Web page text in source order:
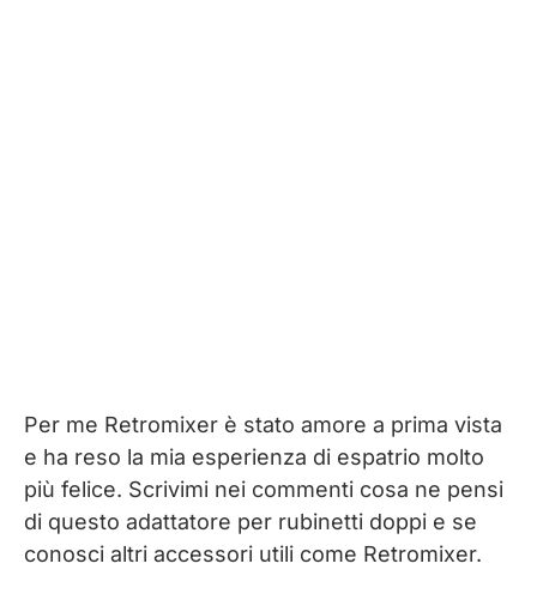
Per me Retromixer è stato amore a prima vista
e ha reso la mia esperienza di espatrio molto
più felice. Scrivimi nei commenti cosa ne pensi
di questo adattatore per rubinetti doppi e se
conosci altri accessori utili come Retromixer.